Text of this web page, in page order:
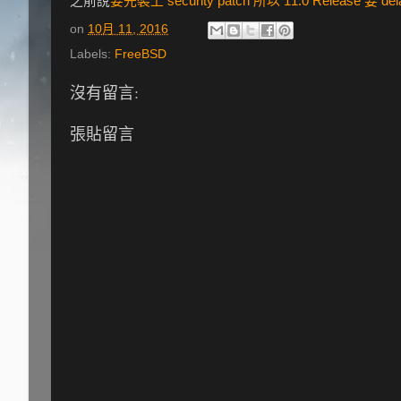
on 10月 11, 2016
Labels: FreeBSD
沒有留言:
張貼留言